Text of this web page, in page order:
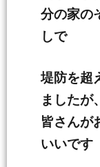
分の家の
しで
堤防を超
ましたが
皆さんが
いいです